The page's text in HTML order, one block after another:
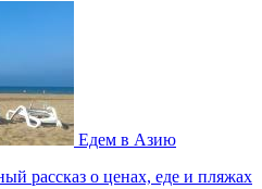
Едем в Азию
рассказ о ценах, еде и пляжах